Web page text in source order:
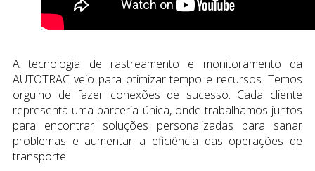
A tecnologia de rastreamento e monitoramento da
AUTOTRAC veio para otimizar tempo e recursos. Temos
orgulho de fazer conexões de sucesso. Cada cliente
representa uma parceria única, onde trabalhamos juntos
para encontrar soluções personalizadas para sanar
problemas e aumentar a eficiência das operações de
transporte.